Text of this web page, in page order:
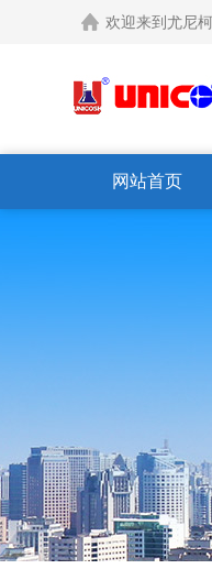
欢迎来到尤尼
网站首页